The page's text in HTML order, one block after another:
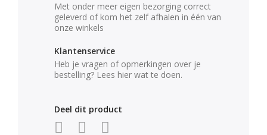
Met onder meer eigen bezorging correct
geleverd of kom het zelf afhalen in één van
onze winkels
Klantenservice
Heb je vragen of opmerkingen over je
bestelling? Lees hier wat te doen.
Deel dit product